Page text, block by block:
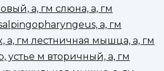
а, гм слюна, а, гм
а, гм
а, гм лестничная мышца, а, гм
устье м вторичный, а, гм